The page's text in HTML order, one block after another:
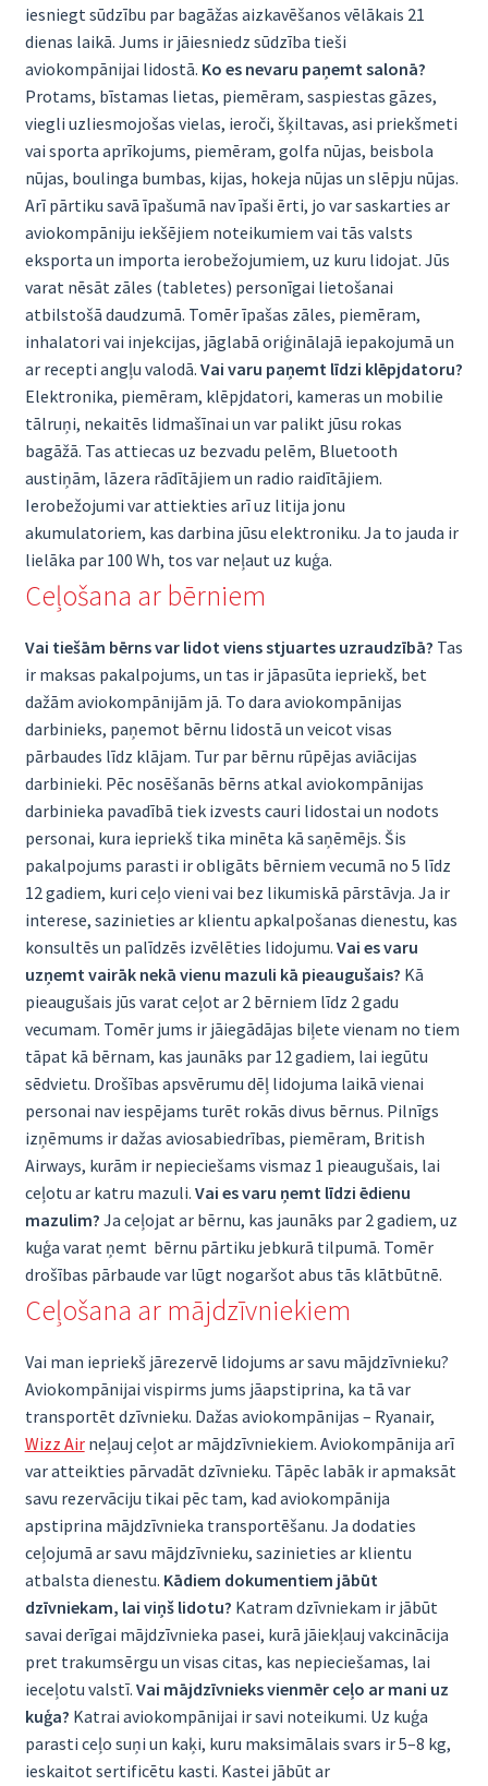
iesniegt sūdzību par bagāžas aizkavēšanos vēlākais 21
dienas laikā. Jums ir jāiesniedz sūdzība tieši
aviokompānijai lidostā. Ko es nevaru paņemt salonā?
Protams, bīstamas lietas, piemēram, saspiestas gāzes,
viegli uzliesmojošas vielas, ieroči, šķiltavas, asi priekšmeti
vai sporta aprīkojums, piemēram, golfa nūjas, beisbola
nūjas, boulinga bumbas, kijas, hokeja nūjas un slēpju nūjas.
Arī pārtiku savā īpašumā nav īpaši ērti, jo var saskarties ar
aviokompāniju iekšējiem noteikumiem vai tās valsts
eksporta un importa ierobežojumiem, uz kuru lidojat. Jūs
varat nēsāt zāles (tabletes) personīgai lietošanai
atbilstošā daudzumā. Tomēr īpašas zāles, piemēram,
inhalatori vai injekcijas, jāglabā oriģinālajā iepakojumā un
ar recepti angļu valodā. Vai varu paņemt līdzi klēpjdatoru?
Elektronika, piemēram, klēpjdatori, kameras un mobilie
tālruņi, nekaitēs lidmašīnai un var palikt jūsu rokas
bagāžā. Tas attiecas uz bezvadu pelēm, Bluetooth
austiņām, lāzera rādītājiem un radio raidītājiem.
Ierobežojumi var attiekties arī uz litija jonu
akumulatoriem, kas darbina jūsu elektroniku. Ja to jauda ir
lielāka par 100 Wh, tos var neļaut uz kuģa.
Ceļošana ar bērniem
Vai tiešām bērns var lidot viens stjuartes uzraudzībā? Tas
ir maksas pakalpojums, un tas ir jāpasūta iepriekš, bet
dažām aviokompānijām jā. To dara aviokompānijas
darbinieks, paņemot bērnu lidostā un veicot visas
pārbaudes līdz klājam. Tur par bērnu rūpējas aviācijas
darbinieki. Pēc nosēšanās bērns atkal aviokompānijas
darbinieka pavadībā tiek izvests cauri lidostai un nodots
personai, kura iepriekš tika minēta kā saņēmējs. Šis
pakalpojums parasti ir obligāts bērniem vecumā no 5 līdz
12 gadiem, kuri ceļo vieni vai bez likumiskā pārstāvja. Ja ir
interese, sazinieties ar klientu apkalpošanas dienestu, kas
konsultēs un palīdzēs izvēlēties lidojumu. Vai es varu
uzņemt vairāk nekā vienu mazuli kā pieaugušais? Kā
pieaugušais jūs varat ceļot ar 2 bērniem līdz 2 gadu
vecumam. Tomēr jums ir jāiegādājas biļete vienam no tiem
tāpat kā bērnam, kas jaunāks par 12 gadiem, lai iegūtu
sēdvietu. Drošības apsvērumu dēļ lidojuma laikā vienai
personai nav iespējams turēt rokās divus bērnus. Pilnīgs
izņēmums ir dažas aviosabiedrības, piemēram, British
Airways, kurām ir nepieciešams vismaz 1 pieaugušais, lai
ceļotu ar katru mazuli. Vai es varu ņemt līdzi ēdienu
mazulim? Ja ceļojat ar bērnu, kas jaunāks par 2 gadiem, uz
kuģa varat ņemt bērnu pārtiku jebkurā tilpumā. Tomēr
drošības pārbaude var lūgt nogaršot abus tās klātbūtnē.
Ceļošana ar mājdzīvniekiem
Vai man iepriekš jārezervē lidojums ar savu mājdzīvnieku?
Aviokompānijai vispirms jums jāapstiprina, ka tā var
transportēt dzīvnieku. Dažas aviokompānijas – Ryanair,
Wizz Airneļauj ceļot ar mājdzīvniekiem. Aviokompānija arī
var atteikties pārvadāt dzīvnieku. Tāpēc labāk ir apmaksāt
savu rezervāciju tikai pēc tam, kad aviokompānija
apstiprina mājdzīvnieka transportēšanu. Ja dodaties
ceļojumā ar savu mājdzīvnieku, sazinieties ar klientu
atbalsta dienestu. Kādiem dokumentiem jābūt
dzīvniekam, lai viņš lidotu? Katram dzīvniekam ir jābūt
savai derīgai mājdzīvnieka pasei, kurā jāiekļauj vakcinācija
pret trakumsērgu un visas citas, kas nepieciešamas, lai
ieceļotu valstī. Vai mājdzīvnieks vienmēr ceļo ar mani uz
kuģa? Katrai aviokompānijai ir savi noteikumi. Uz kuģa
parasti ceļo suņi un kaķi, kuru maksimālais svars ir 5–8 kg,
ieskaitot sertificētu kasti. Kastei jābūt ar